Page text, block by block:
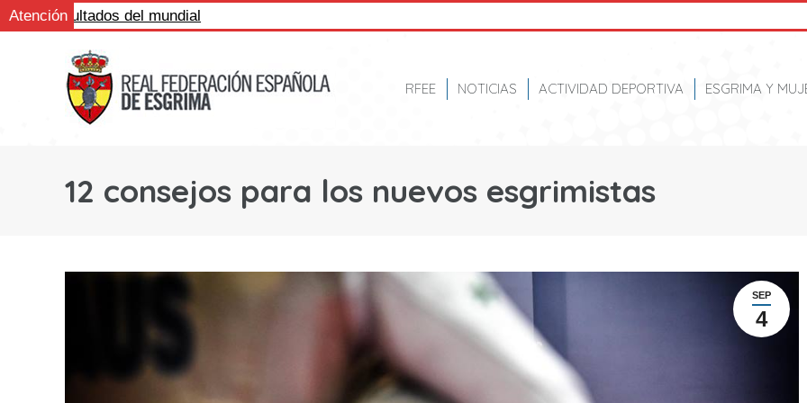
Atención
resultados del mundial
RFEE NOTICIAS ACTIVIDAD DEPORTIVA ESGRIMA Y
12 consejos para los nuevos esgrimistas
SEP
4